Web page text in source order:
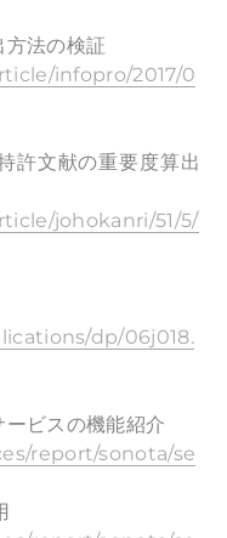
法の検証
infopro/2017/0
許文献の重要度算出
johokanri/51/5/
dp/06j018.
ビスの機能紹介
report/sonota/se